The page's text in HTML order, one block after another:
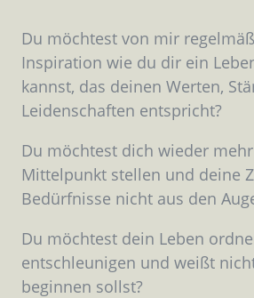
Du möchtest von mir
Inspiration wie du dir ein
kannst, das deinen Werten,
Leidenschaften entspricht?
Du möchtest dich wieder
Mittelpunkt stellen und deine
Bedürfnisse nicht aus den
Du möchtest dein Leben
entschleunigen und weißt
beginnen sollst?